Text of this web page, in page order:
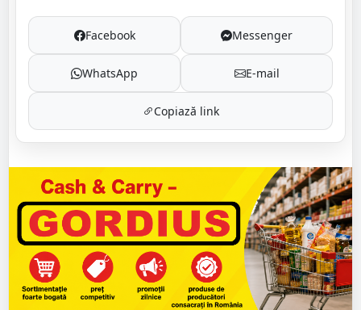
Facebook Messenger
WhatsApp E-mail
Copiază link